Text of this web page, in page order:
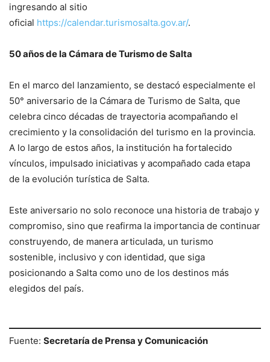
ingresando al sitio
oficial https://calendar.turismosalta.gov.ar/.
50 años de la Cámara de Turismo de Salta
En el marco del lanzamiento, se destacó especialmente el
50° aniversario de la Cámara de Turismo de Salta, que
celebra cinco décadas de trayectoria acompañando el
crecimiento y la consolidación del turismo en la provincia.
A lo largo de estos años, la institución ha fortalecido
vínculos, impulsado iniciativas y acompañado cada etapa
de la evolución turística de Salta.
Este aniversario no solo reconoce una historia de trabajo y
compromiso, sino que reafirma la importancia de continuar
construyendo, de manera articulada, un turismo
sostenible, inclusivo y con identidad, que siga
posicionando a Salta como uno de los destinos más
elegidos del país.
Fuente: Secretaría de Prensa y Comunicación